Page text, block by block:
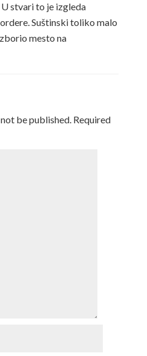
stvari to je izgleda
Suštinski toliko malo
mesto na
be published. Required